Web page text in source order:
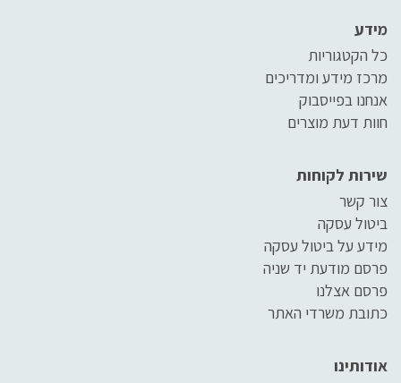
מידע
כל הקטגוריות
מרכז מידע ומדריכים
אנחנו בפייסבוק
חוות דעת מוצרים
שירות לקוחות
צור קשר
ביטול עסקה
מידע על ביטול עסקה
פרסם מודעת יד שניה
פרסם אצלנו
כתובת משרדי האתר
אודותינו